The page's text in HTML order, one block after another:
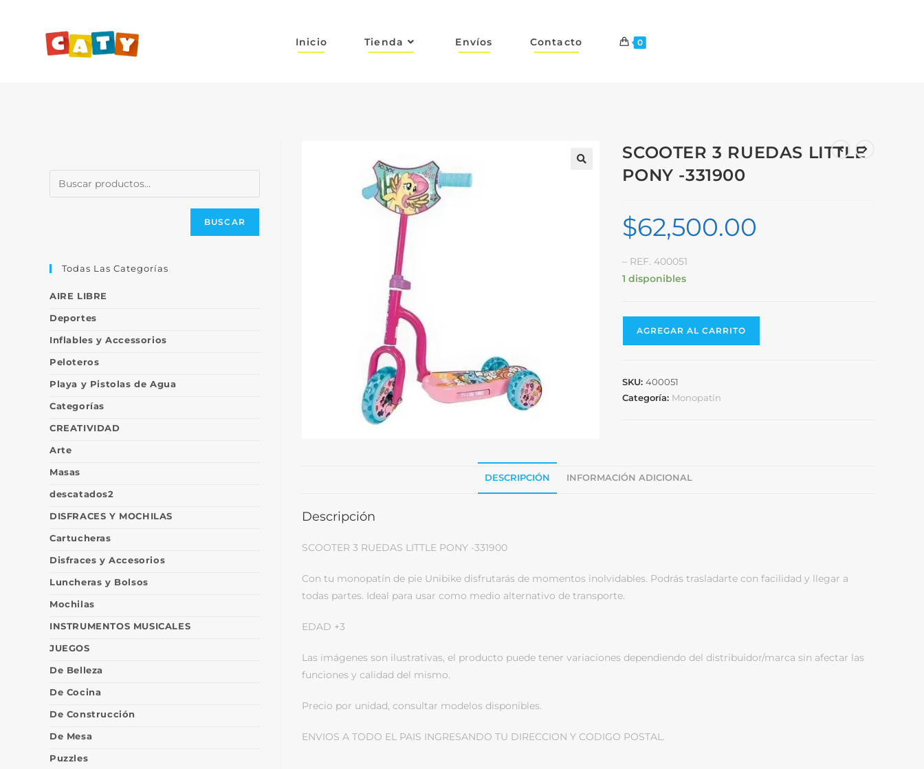
Inicio Tienda Envíos Contacto 0
SCOOTER 3 RUEDAS LITTLE
PONY -331900
$62,500.00
– REF. 400051
1 disponibles
AGREGAR AL CARRITO
SKU:400051
Categoría: Monopatín
DESCRIPCIÓN INFORMACIÓN ADICIONAL
Descripción
SCOOTER 3 RUEDAS LITTLE PONY -331900
Con tu monopatín de pie Unibike disfrutarás de momentos inolvidables. Podrás trasladarte con facilidad y llegar a
todas partes. Ideal para usar como medio alternativo de transporte.
EDAD +3
Las imágenes son ilustrativas, el producto puede tener variaciones dependiendo del distribuidor/marca sin afectar las
funciones y calidad del mismo.
Precio por unidad, consultar modelos disponibles.
ENVIOS A TODO EL PAIS INGRESANDO TU DIRECCION Y CODIGO POSTAL.
BUSCAR
Todas Las Categorías
AIRE LIBRE
Deportes
Inflables y Accessorios
Peloteros
Playa y Pistolas de Agua
Categorías
CREATIVIDAD
Arte
Masas
descatados2
DISFRACES Y MOCHILAS
Cartucheras
Disfraces y Accesorios
Luncheras y Bolsos
Mochilas
INSTRUMENTOS MUSICALES
JUEGOS
De Belleza
De Cocina
De Construcción
De Mesa
Puzzles